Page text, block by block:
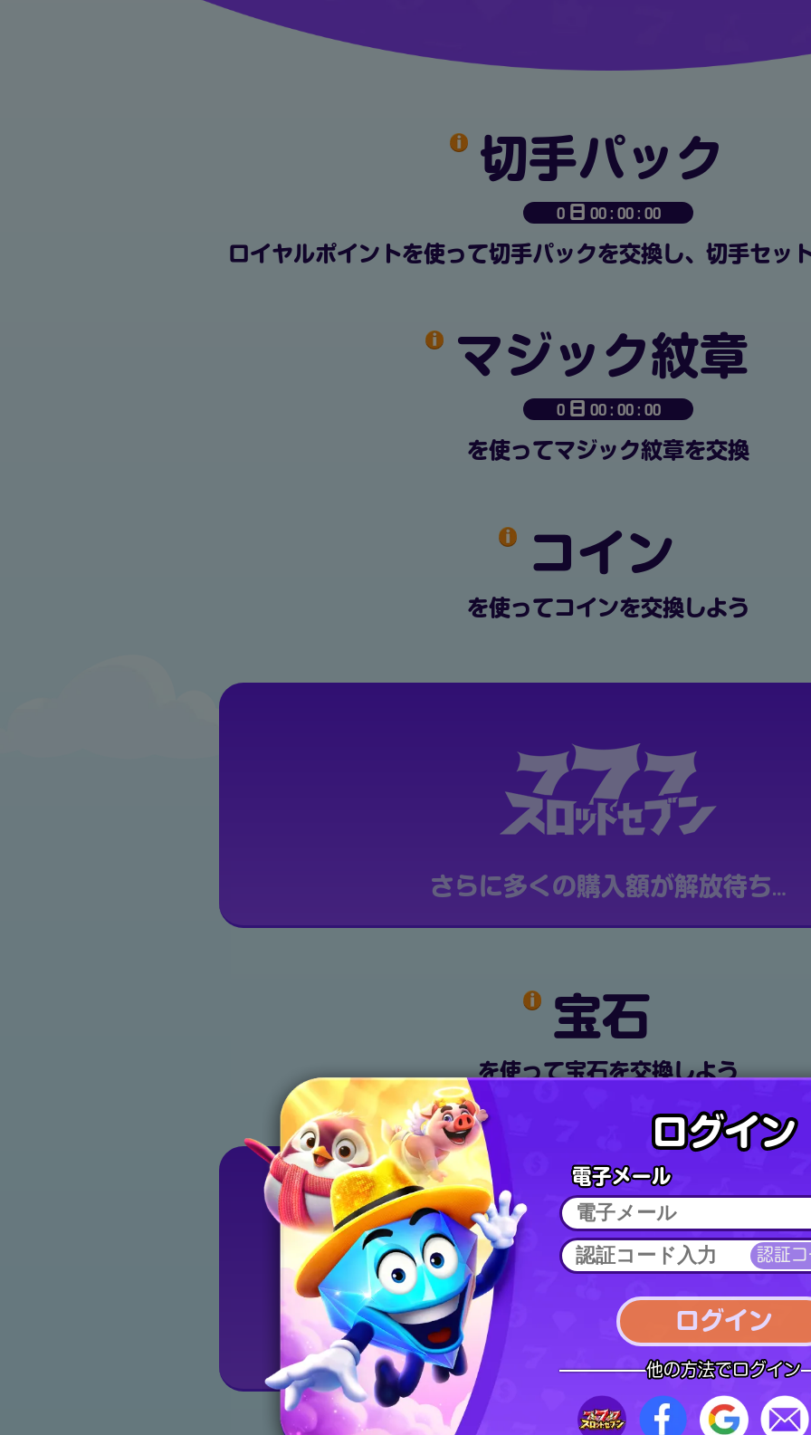
ログイン
電子メール
認証
ログイン
他の方法でログイン
切手パック
0 日 00 : 00 : 00
ロイヤルポイントを使って切手パックを交換し、切手セッ
マジック紋章
0 日 00 : 00 : 00
を使ってマジック紋章を交換
コイン
を使ってコインを交換しよう
さらに多くの購入額が解放待ち…
宝石
を使って宝石を交換しよう
さらに多くの購入額が解放待ち…